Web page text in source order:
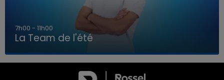
LA TEAM DE L'ÉTÉ
7h00 - 11h00
La Team de l'été